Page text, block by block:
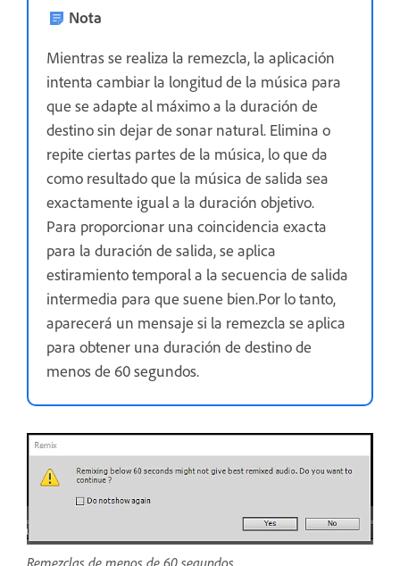
Nota
Mientras se realiza la remezcla, la aplicación
intenta cambiar la longitud de la música para
que se adapte al máximo a la duración de
destino sin dejar de sonar natural. Elimina o
repite ciertas partes de la música, lo que da
como resultado que la música de salida sea
exactamente igual a la duración objetivo.
Para proporcionar una coincidencia exacta
para la duración de salida, se aplica
estiramiento temporal a la secuencia de salida
intermedia para que suene bien.Por lo tanto,
aparecerá un mensaje si la remezcla se aplica
para obtener una duración de destino de
menos de 60 segundos.